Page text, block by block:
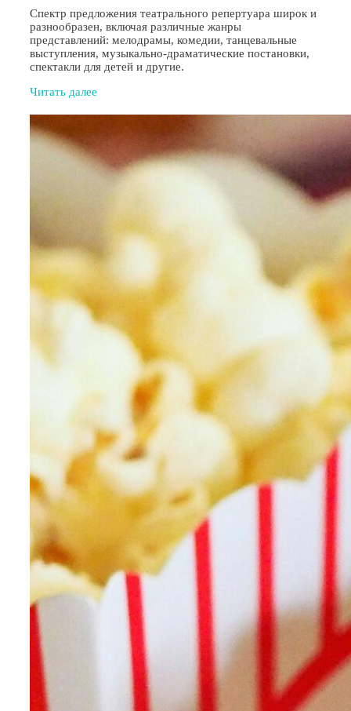
Спектр предложения театрального репертуара широк и
разнообразен, включая различные жанры
представлений: мелодрамы, комедии, танцевальные
выступления, музыкально-драматические постановки,
спектакли для детей и другие.
Читать далее